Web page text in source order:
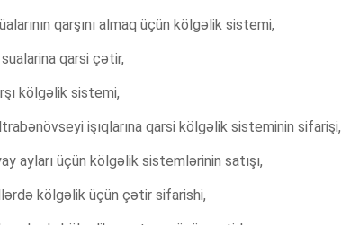
qarşını almaq üçün kölgəlik sistemi,
qarsi çətir,
kölgəlik sistemi,
işıqlarına qarsi kölgəlik sisteminin sifarişi,
ayları üçün kölgəlik sistemlərinin satışı,
kölgəlik üçün çətir sifarishi,